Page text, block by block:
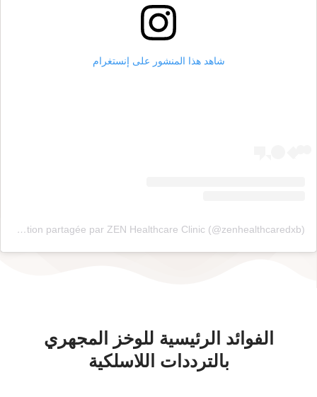
شاهد هذا المنشور على إنستغرام
Une publication partagée par ZEN Healthcare Clinic (@zenhealthcaredxb)
الفوائد الرئيسية للوخز المجهري
بالترددات اللاسلكية